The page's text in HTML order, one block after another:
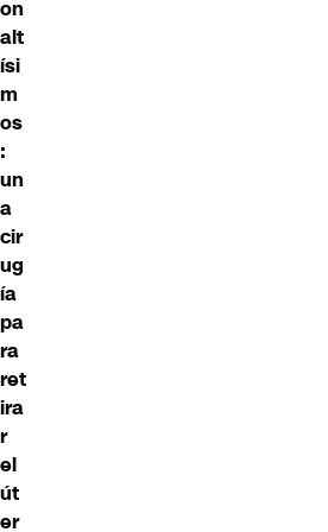
on
alt
ísi
m
os
:
un
a
cir
ug
ía
pa
ra
ret
ira
r
el
út
er